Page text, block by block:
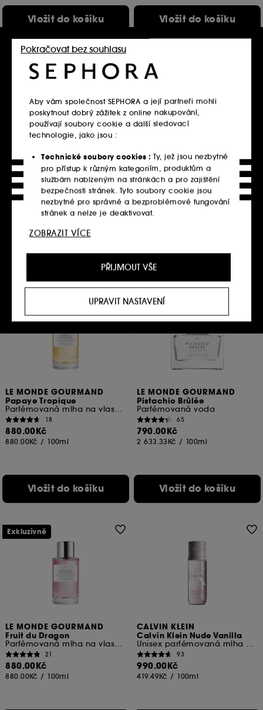
Vložit do košíku Vložit do košíku
LE MONDE GOURMAND
Sel Océan
Parfémovaná mlha na vlasy a tělo
25
880.00Kč
/100ml
Vložit do košíku
Exkluzivně
LE MONDE GOURMAND
Fraise Fouettée
Parfémovaná voda
102
790.00Kč
2 633.33Kč / 100ml
Vložit do košíku
Exkluzivně
LE MONDE GOURMAND
Papaye Tropique
Parfémovaná mlha na vlasy a tělo
18
880.00Kč
880.00Kč / 100ml
Vložit do košíku
LE MONDE GOURMAND
Pistachio Brûlée
Parfémovaná voda
65
790.00Kč
2 633.33Kč / 100ml
Vložit do košíku
Exkluzivně
LE MONDE GOURMAND
Fruit du Dragon
Parfémovaná mlha na vlasy a tělo
21
880.00Kč
880.00Kč / 100ml
Exkluzivně
CALVIN KLEIN
Calvin Klein Nude Vanilla
Unisex parfémovaná mlha na tělo a vlasy
93
990.00Kč
419.49Kč / 100ml
Aby vám společnost SEPHORA a její partneři mohli
poskytnout dobrý zážitek z online nakupování,
používají soubory cookie a další sledovací
technologie, jako jsou :
Technické soubory cookies : Ty, jež jsou nezbytné
pro přístup k různým kategoriím, produktům a
službám nabízeným na stránkách a pro zajištění
bezpečnosti stránek. Tyto soubory cookie jsou
nezbytné pro správné a bezproblémové fungování
stránek a nelze je deaktivovat.
Personalizační soubory cookie :
obsahu, které nejlépe vyhovují vašim preferencím,
a abychom vám poskytli nabídky přizpůsobené
vašemu profilu.
Sociální sítě a reklamní soubory cookie :Používají
se k zobrazení obsahu, který by se vám mohl líbit,
prostřednictvím reklam, a to i na webových
stránkách třetích stran a sociálních sítích, to vše na
základě stránek, které jste si prohlíželi na našem
webu, historie prohlížení a historie vašich interakcí.
Soubory cookie pro měření návštěvnosti
:Umožňují nám sestavovat statistiky o počtu
návštěvníků a jejich zvyklostí při procházení webu s
cílem zlepšit jeho výkon.
Ukládání a čtení netechnických souborů cookies
"Upravit nastavení" nebo zvolit možnost "Přijmout vše".
Svůj souhlas můžete kdykoli odvolat. Pokud chcete
získat více informací o souborech cookies, klikněte
PŘIJMOUT VŠE
Pokračovat bez souhlasu
UPRAVIT NASTAVENÍ
ZOBRAZIT VÍCE